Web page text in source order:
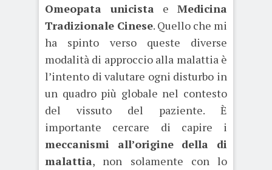
Omeopata unicista e Medicina
Tradizionale Cinese. Quello che mi
ha spinto verso queste diverse
modalità di approccio alla malattia è
l’intento di valutare ogni disturbo in
un quadro più globale nel contesto
del vissuto del paziente. È
importante cercare di capire i
meccanismi all’origine della di
malattia, non solamente con lo